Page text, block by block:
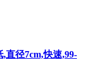
直径7cm,快速,99-